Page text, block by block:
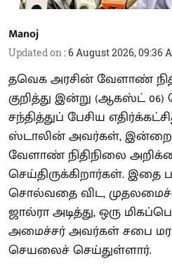
Manoj
Updated on :6 August 2026, 09:36
தவெக அரசின் வேளாண்
குறித்து இன்று (ஆகஸ்ட்
சந்தித்துப் பேசிய
ஸ்டாலின் அவர்கள்,
வேளாண் நிதிநிலை
செய்திருக்கிறார்கள். இதை
சொல்வதை விட,
ஜால்ரா அடித்து, ஒரு
அமைச்சர் அவர்கள் சபை
செயலைச் செய்துள்ளார்.